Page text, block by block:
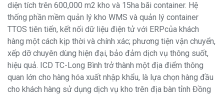
diện tích trên 600,000 m2 kho và 15ha bãi container. Hệ
thống phần mềm quản lý kho WMS và quản lý container
TTOS tiên tiến, kết nối dữ liệu điện tử với ERPcủa khách
hàng một cách kịp thời và chính xác; phương tiện vận chuyển,
xếp dỡ chuyên dùng hiện đại, bảo đảm dịch vụ thông suốt,
hiệu quả. ICD TC-Long Bình trở thành một địa điểm thông
quan lớn cho hàng hóa xuất nhập khẩu, là lựa chọn hàng đầu
cho khách hàng sử dụng dịch vụ kho trên địa bàn tỉnh Đồng